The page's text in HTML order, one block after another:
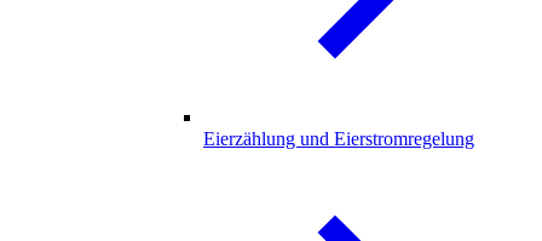
Eierzählung und Eierstromregelung